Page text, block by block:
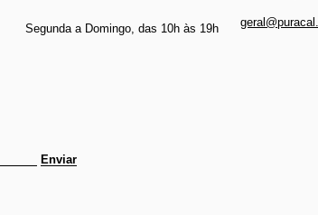
Segunda a Domingo, das 10h às 19h
Enviar